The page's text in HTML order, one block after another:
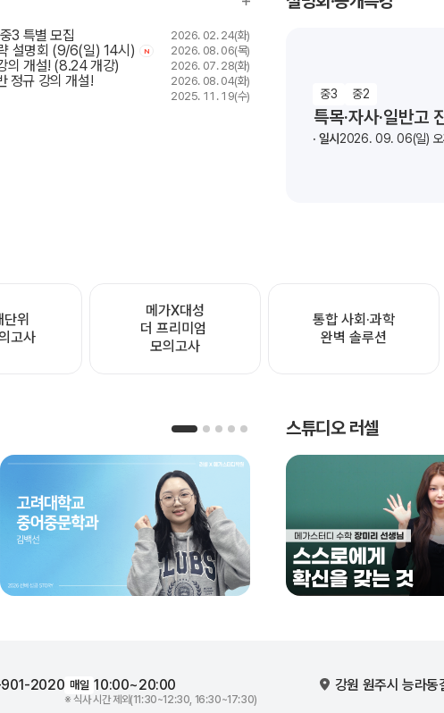
3 특별 모집 2026. 02. 24(화)
략 설명회 (9/6(일) 14시) N 2026. 08. 06(목)
의 개설! (8.24 개강) 2026. 07. 28(화)
정규 강의 개설! 2026. 08. 04(화)
2025. 11. 19(수) 중3 중2
특목·자사·일반고
일시2026. 09. 06(일) 오
위
고사
메가X대성
더 프리미엄
모의고사
통합 사회·과학
완벽 솔루션
스튜디오 러셀
2020 매일 10:00~20:00
※ 식사 시간 제외(11:30~12:30, 16:30~17:30)
강원 원주시 능라